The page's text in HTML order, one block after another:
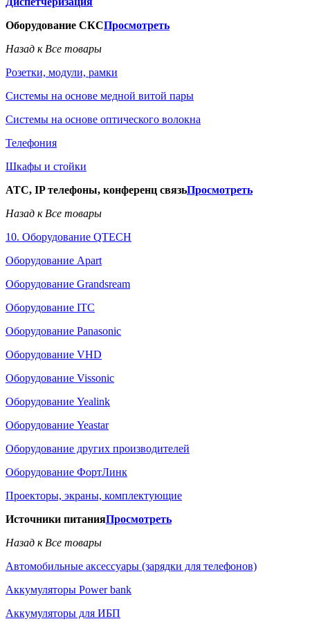
Оборудование СКСПросмотреть
Назад к Все товары
Розетки, модули, рамки
Системы на основе медной витой пары
Системы на основе оптического волокна
Телефония
Шкафы и стойки
АТС, IP телефоны, конференц связьПросмотреть
Назад к Все товары
10. Оборудование QTECH
Оборудование Apart
Оборудование Grandsream
Оборудование ITC
Оборудование Panasonic
Оборудование VHD
Оборудование Vissonic
Оборудование Yealink
Оборудование Yeastar
Оборудование других производителей
Оборудование ФортЛинк
Проекторы, экраны, комплектующие
Источники питанияПросмотреть
Назад к Все товары
Автомобильные аксессуары (зарядки для телефонов)
Аккумуляторы Power bank
Аккумуляторы для ИБП